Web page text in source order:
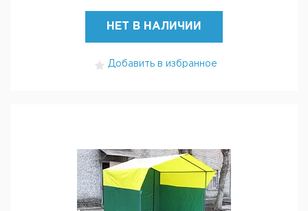
НЕТ В НАЛИЧИИ
Добавить в избранное